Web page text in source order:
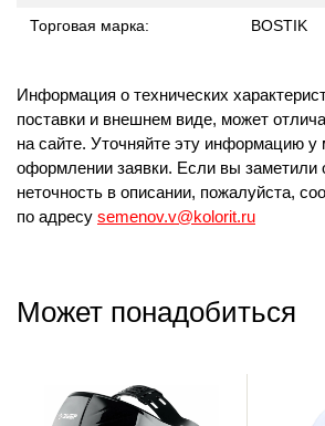
Торговая марка: BOSTIK
Информация о технических
поставки и внешнем виде, может
на сайте. Уточняйте эту информацию у
оформлении заявки. Если вы заметили
неточность в описании, пожалуйста,
по адресу semenov.v@kolorit.ru
Может понадобиться